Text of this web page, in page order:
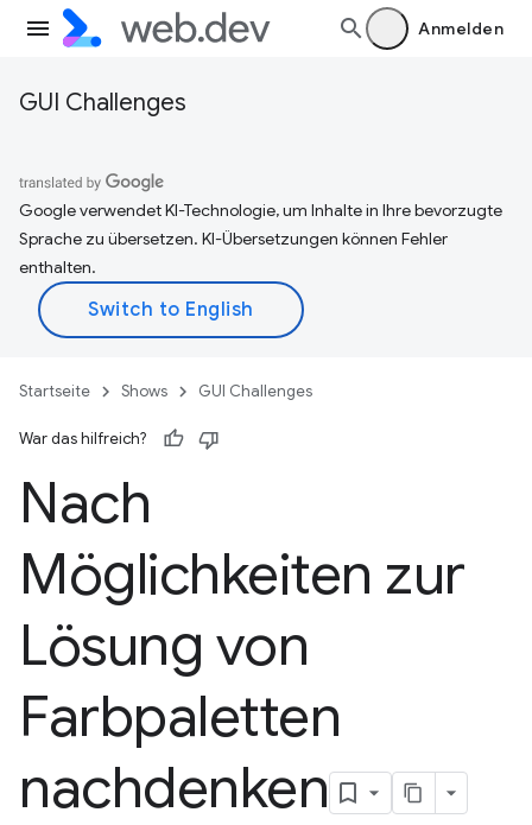
Anmelden
GUI Challenges
Google verwendet KI-Technologie, um Inhalte in Ihre bevorzugte
Sprache zu übersetzen. KI-Übersetzungen können Fehler
enthalten.
Startseite Shows GUI Challenges
War das hilfreich?
Nach
Möglichkeiten zur
Lösung von
Farbpaletten
nachdenken